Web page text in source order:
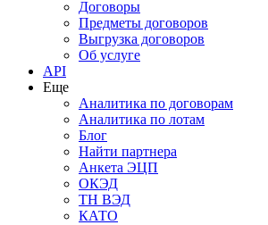
Договоры
Предметы договоров
Выгрузка договоров
Об услуге
API
Еще
Аналитика по договорам
Аналитика по лотам
Блог
Найти партнера
Анкета ЭЦП
ОКЭД
ТН ВЭД
КАТО